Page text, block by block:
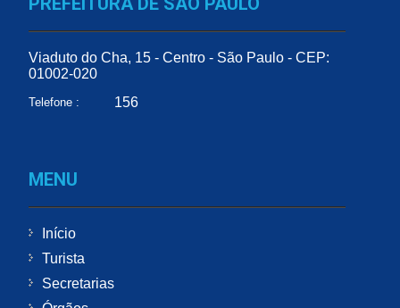
Viaduto do Cha, 15 - Centro - São Paulo - CEP:
01002-020
Telefone : 156
MENU
Início
Turista
Secretarias